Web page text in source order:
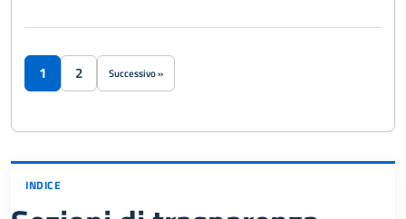
1 2 Successivo »
INDICE